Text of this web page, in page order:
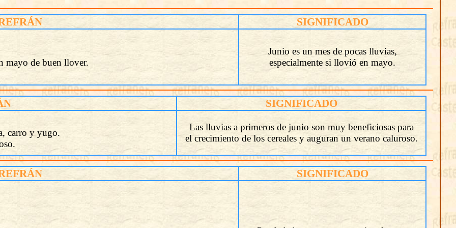
SIGNIFICADO
mayo de buen llover.
Junio es un mes de pocas lluvias,
especialmente si llovió en mayo.
SIGNIFICADO
carro y yugo.
Las lluvias a primeros de junio son muy beneficiosas para
el crecimiento de los cereales y auguran un verano caluroso.
SIGNIFICADO